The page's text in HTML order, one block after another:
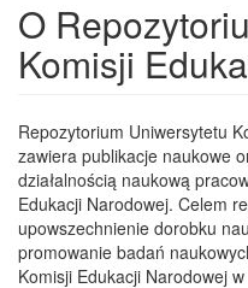
O
Komisji
Repozytorium Uniwersytetu
zawiera publikacje naukowe
działalnością naukową
Edukacji Narodowej. Celem
upowszechnienie dorobku
promowanie badań
Komisji Edukacji Narodowej